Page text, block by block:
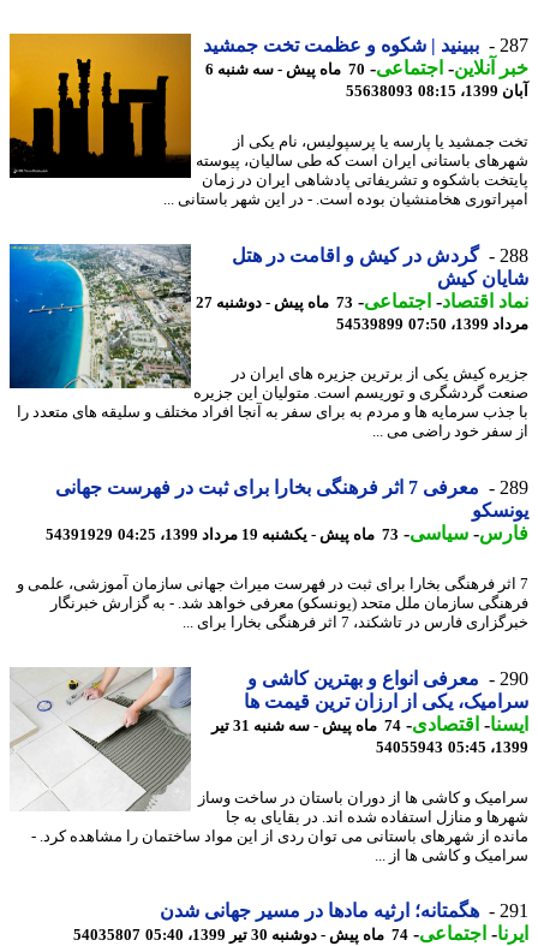
ببینید | شکوه و عظمت تخت جمشید
آنلاین-اجتماعی-
70 ماه پیش - سه شنبه 6
55638093
جمشید یا پارسه یا پرسپولیس، نام یکی از
باستانی ایران است که طی سالیان، پیوسته
باشکوه و تشریفاتی پادشاهی ایران در زمان
هخامنشیان بوده است. - در این شهر باستانی ...
گردش در کیش و اقامت در هتل
کیش
اقتصاد-اجتماعی-
73 ماه پیش - دوشنبه 27
07:50
54539899
کیش یکی از برترین جزیره های ایران در
گردشگری و توریسم است. متولیان این جزیره
سرمایه ها و مردم به برای سفر به آنجا افراد مختلف و سلیقه های متعدد را
خود راضی می ...
معرفی 7 اثر فرهنگی بخارا برای ثبت در فهرست جهانی
-سیاسی-73 ماه پیش - یکشنبه 19 مرداد 1399، 04:25 54391929
فرهنگی بخارا برای ثبت در فهرست میراث جهانی سازمان آموزشی، علمی و
سازمان ملل متحد (یونسکو) معرفی خواهد شد. - به گزارش خبرنگار
فارس در تاشکند، 7 اثر فرهنگی بخارا برای ...
معرفی انواع و بهترین کاشی و
یکی از ارزان ترین قیمت ها
-اقتصادی-
74 ماه پیش - سه شنبه 31 تیر
54055943
و کاشی ها از دوران باستان در ساخت وساز
و منازل استفاده شده اند. در بقایای به جا
از شهرهای باستانی می توان ردی از این مواد ساختمان را مشاهده کرد. -
و کاشی ها از ...
هگمتانه؛ ارثیه مادها در مسیر جهانی شدن
-اجتماعی-74 ماه پیش - دوشنبه 30 تیر 1399، 05:40 54035807